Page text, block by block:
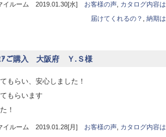
イルーム 2019.01.30[水] お客様の声, カタログ内容
届けてくれるの？ , 納期
ｱご購入 大阪府 Ｙ.Ｓ様
もらい、安心しました！
もらいます
！
イルーム 2019.01.28[月] お客様の声, カタログ内容